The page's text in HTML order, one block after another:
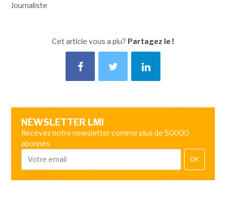
Journaliste
Cet article vous a plu? Partagez le !
NEWSLETTER LMI
Recevez notre newsletter comme plus de 50000
abonnés
OK